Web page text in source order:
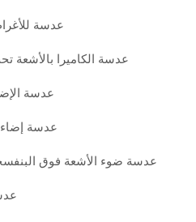
عدسة
عدسة الكاميرا بالأشعة
عدسة
عدسة
عدسة ضوء الأشعة فوق